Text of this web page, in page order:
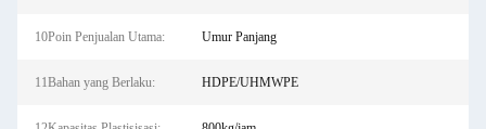
10Poin Penjualan Utama: Umur Panjang
11Bahan yang Berlaku: HDPE/UHMWPE